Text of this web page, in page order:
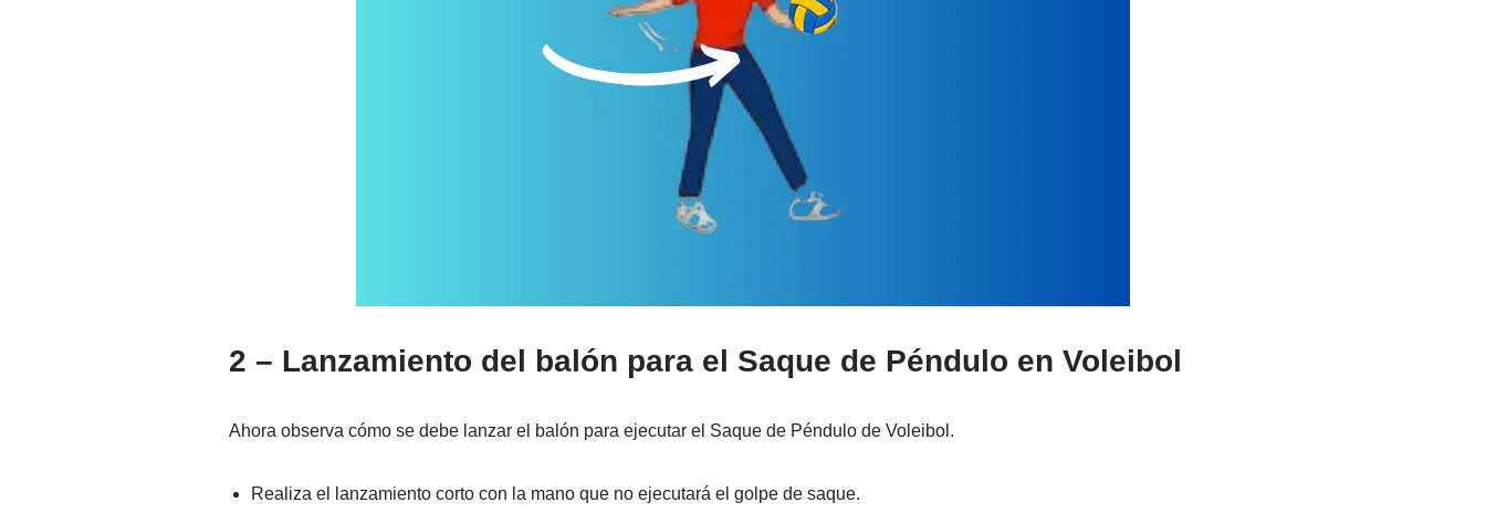
2 – Lanzamiento del balón para el Saque de Péndulo en Voleibol
Ahora observa cómo se debe lanzar el balón para ejecutar el Saque de Péndulo de Voleibol.
Realiza el lanzamiento corto con la mano que no ejecutará el golpe de saque.